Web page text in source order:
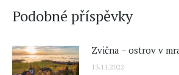
Podobné příspěvky
Zvična – ostrov v
13.11.2022